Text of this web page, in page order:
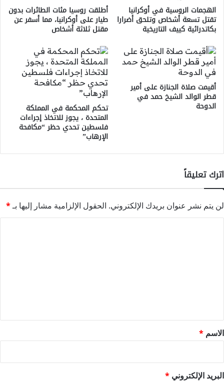
الهجمات الروسية في أوكرانيا
تقتل تسعة أشخاص وتلحق أضرارا
بكاتدرائية كييف التاريخية
أطلقت روسيا مئات الطائرات بدون
طيار على أوكرانيا، مما أسفر عن
مقتل ثلاثة أشخاص
أقيمت صلاة الجنازة على أمير
قطر الوالد الشيخ حمد في
الدوحة تحكم المحكمة في المملكة
المتحدة ، يجوز للاتخاذ إجراءات
فلسطين تحدي حظر “مكافحة
الإرهاب”
اترك تعليقاً
لن يتم نشر عنوان بريدك الإلكتروني. الحقول الإلزامية مشار إليها بـ*
*
الاسم *
البريد الإلكتروني *